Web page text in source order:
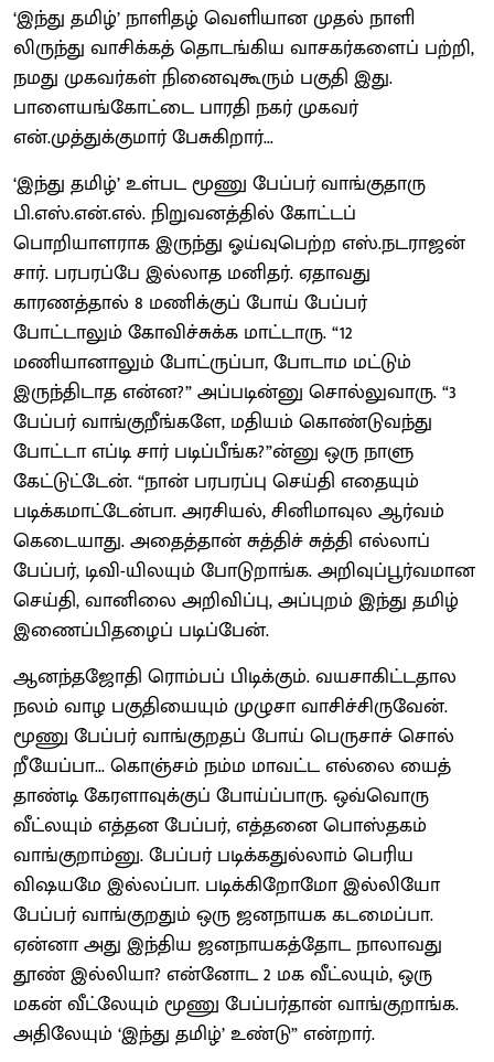
‘இந்து தமிழ்’ நாளிதழ் வெளியான முதல் நாளி
லிருந்து வாசிக்கத் தொடங்கிய வாசகர்களைப் பற்றி,
நமது முகவர்கள் நினைவுகூரும் பகுதி இது.
பாளையங்கோட்டை பாரதி நகர் முகவர்
என்.முத்துக்குமார் பேசுகிறார்...
‘இந்து தமிழ்’ உள்பட மூணு பேப்பர் வாங்குதாரு
பி.எஸ்.என்.எல். நிறுவனத்தில் கோட்டப்
பொறியாளராக இருந்து ஓய்வுபெற்ற எஸ்.நடராஜன்
சார். பரபரப்பே இல்லாத மனிதர். ஏதாவது
காரணத்தால் 8 மணிக்குப் போய் பேப்பர்
போட்டாலும் கோவிச்சுக்க மாட்டாரு. “12
மணியானாலும் போட்ருப்பா, போடாம மட்டும்
இருந்திடாத என்ன?” அப்படின்னு சொல்லுவாரு. “3
பேப்பர் வாங்குறீங்களே, மதியம் கொண்டுவந்து
போட்டா எப்டி சார் படிப்பீங்க?”ன்னு ஒரு நாளு
கேட்டுட்டேன். “நான் பரபரப்பு செய்தி எதையும்
படிக்கமாட்டேன்பா. அரசியல், சினிமாவுல ஆர்வம்
கெடையாது. அதைத்தான் சுத்திச் சுத்தி எல்லாப்
பேப்பர், டிவி-யிலயும் போடுறாங்க. அறிவுப்பூர்வமான
செய்தி, வானிலை அறிவிப்பு, அப்புறம் இந்து தமிழ்
இணைப்பிதழைப் படிப்பேன்.
ஆனந்தஜோதி ரொம்பப் பிடிக்கும். வயசாகிட்டதால
நலம் வாழ பகுதியையும் முழுசா வாசிச்சிருவேன்.
மூணு பேப்பர் வாங்குறதப் போய் பெருசாச் சொல்
றீயேப்பா... கொஞ்சம் நம்ம மாவட்ட எல்லை யைத்
தாண்டி கேரளாவுக்குப் போய்ப்பாரு. ஒவ்வொரு
வீட்லயும் எத்தன பேப்பர், எத்தனை பொஸ்தகம்
வாங்குறாம்னு. பேப்பர் படிக்கதுல்லாம் பெரிய
விஷயமே இல்லப்பா. படிக்கிறோமோ இல்லியோ
பேப்பர் வாங்குறதும் ஒரு ஜனநாயக கடமைப்பா.
ஏன்னா அது இந்திய ஜனநாயகத்தோட நாலாவது
தூண் இல்லியா? என்னோட 2 மக வீட்லயும், ஒரு
மகன் வீட்லேயும் மூணு பேப்பர்தான் வாங்குறாங்க.
அதிலேயும் ‘இந்து தமிழ்’ உண்டு” என்றார்.